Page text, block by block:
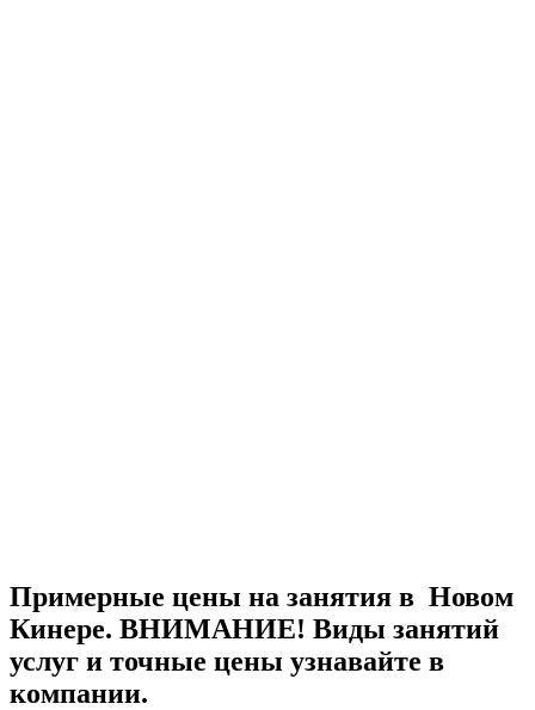
Примерные цены на занятия в Новом
Кинере. ВНИМАНИЕ! Виды занятий
услуг и точные цены узнавайте в
компании.